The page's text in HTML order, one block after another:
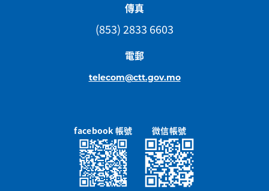
傳真
(853) 2833 6603
電郵
telecom@ctt.gov.mo
facebook 帳號 微信帳號